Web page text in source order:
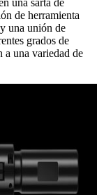
una sarta de
de herramienta
una unión de
grados de
a una variedad de